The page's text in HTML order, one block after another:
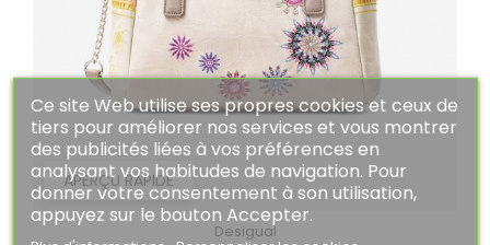
Ce site Web utilise ses propres cookies et ceux de
tiers pour améliorer nos services et vous montrer
des publicités liées à vos préférences en
analysant vos habitudes de navigation. Pour
donner votre consentement à son utilisation,
appuyez sur le bouton Accepter.
APERÇU RAPIDE
Desigual